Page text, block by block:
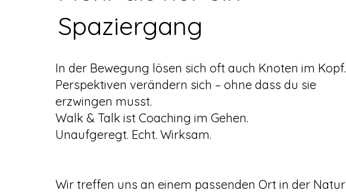
Spaziergang
In der Bewegung lösen sich oft auch Knoten im Kopf.
Perspektiven verändern sich – ohne dass du sie
erzwingen musst.
Walk & Talk ist Coaching im Gehen.
Unaufgeregt. Echt. Wirksam.
Wir treffen uns an einem passenden Ort in der Natur